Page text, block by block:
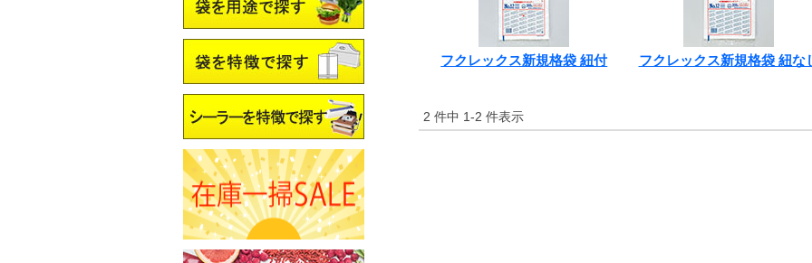
フクレックス新規格袋 紐付 フクレックス新規格袋 紐な
2 件中 1-2 件表示